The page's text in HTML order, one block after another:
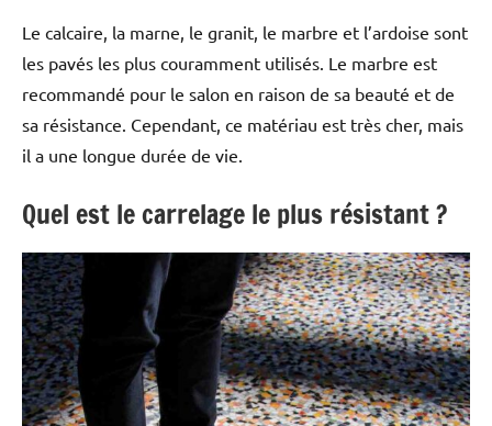
Le calcaire, la marne, le granit, le marbre et l’ardoise sont
les pavés les plus couramment utilisés. Le marbre est
recommandé pour le salon en raison de sa beauté et de
sa résistance. Cependant, ce matériau est très cher, mais
il a une longue durée de vie.
Quel est le carrelage le plus résistant ?